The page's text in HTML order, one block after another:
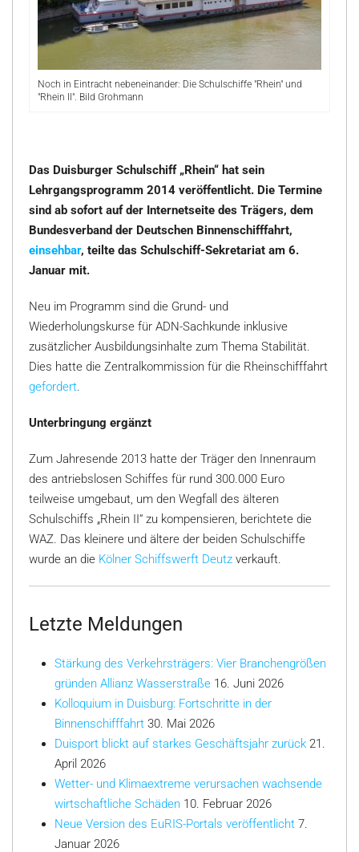
Noch in Eintracht nebeneinander: Die Schulschiffe "Rhein" und
"Rhein II". Bild Grohmann
Das Duisburger Schulschiff „Rhein“ hat sein
Lehrgangsprogramm 2014 veröffentlicht. Die Termine
sind ab sofort auf der Internetseite des Trägers, dem
Bundesverband der Deutschen Binnenschifffahrt,
einsehbar, teilte das Schulschiff-Sekretariat am 6.
Januar mit.
Neu im Programm sind die Grund- und
Wiederholungskurse für ADN-Sachkunde inklusive
zusätzlicher Ausbildungsinhalte zum Thema Stabilität.
Dies hatte die Zentralkommission für die Rheinschifffahrt
gefordert
Unterbringung ergänzt
Zum Jahresende 2013 hatte der Träger den Innenraum
des antriebslosen Schiffes für rund 300.000 Euro
teilweise umgebaut, um den Wegfall des älteren
Schulschiffs „Rhein II“ zu kompensieren, berichtete die
WAZ. Das kleinere und ältere der beiden Schulschiffe
wurde an die Kölner Schiffswerft Deutz verkauft.
Letzte Meldungen
Stärkung des Verkehrsträgers: Vier Branchengrößen
gründen Allianz Wasserstraße 16. Juni 2026
Kolloquium in Duisburg: Fortschritte in der
Binnenschifffahrt 30. Mai 2026
Duisport blickt auf starkes Geschäftsjahr zurück 21.
April 2026
Wetter- und Klimaextreme verursachen wachsende
wirtschaftliche Schäden 10. Februar 2026
Neue Version des EuRIS-Portals veröffentlicht 7.
Januar 2026